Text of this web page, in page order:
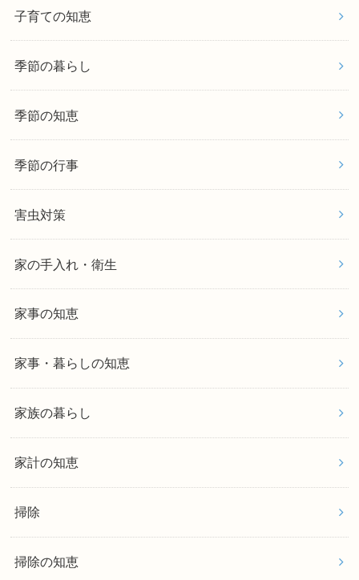
子育ての知恵
季節の暮らし
季節の知恵
季節の行事
害虫対策
家の手入れ・衛生
家事の知恵
家事・暮らしの知恵
家族の暮らし
家計の知恵
掃除
掃除の知恵